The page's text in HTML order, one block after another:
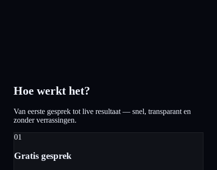
Hoe werkt het?
Van eerste gesprek tot live resultaat — snel, transparant en
zonder verrassingen.
01
Gratis gesprek